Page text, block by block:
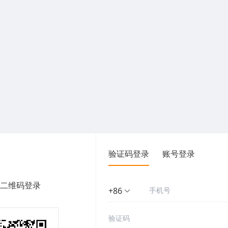
维码登录
验证码登录 账号登录
+86